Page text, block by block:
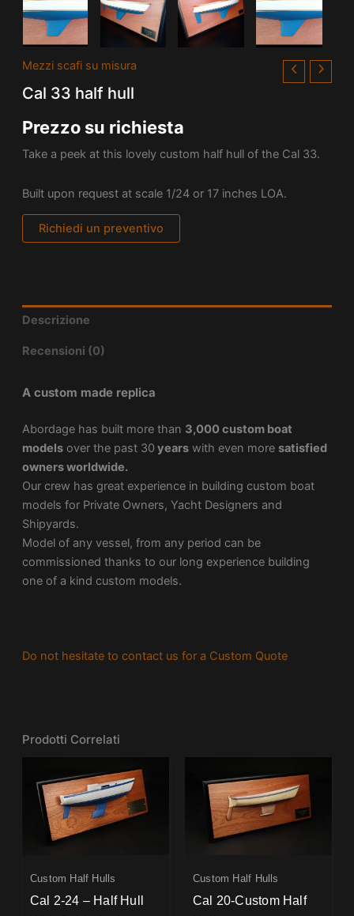
Mezzi scafi su misura
Cal 33 half hull
Prezzo su richiesta
Take a peek at this lovely custom half hull of the Cal 33.
Built upon request at scale 1/24 or 17 inches LOA.
Richiedi un preventivo
Descrizione
Recensioni (0)
A custom made replica
Abordage has built more than 3,000 custom boat
modelsover the past 30 yearswith even more satisfied
owners worldwide.
Our crew has great experience in building custom boat
models for Private Owners, Yacht Designers and
Shipyards.
Model of any vessel, from any period can be
commissioned thanks to our long experience building
one of a kind custom models.
Do not hesitate to contact us for a Custom Quote
Prodotti Correlati
Custom Half Hulls
Cal 2-24 – Half Hull
Custom Half Hulls
Cal 20-Custom Half